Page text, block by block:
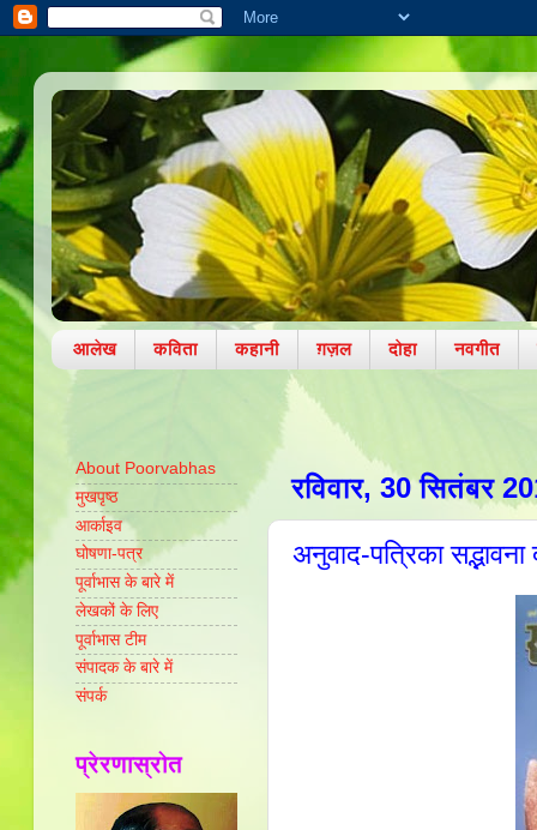
आलेख कविता कहानी ग़ज़ल दोहा नवगीत
रविवार, 30 सितंबर
अनुवाद-पत्रिका सद्भावना
About Poorvabhas
मुखपृष्ठ
आर्काइव
घोषणा-पत्र
पूर्वाभास के बारे में
लेखकों के लिए
पूर्वाभास टीम
संपादक के बारे में
संपर्क
प्रेरणास्रोत